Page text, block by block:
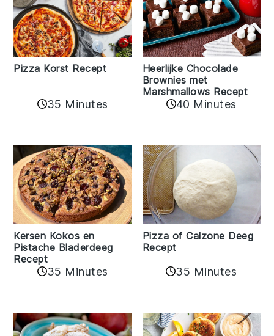
Pizza Korst Recept
35 Minutes
Heerlijke Chocolade
Brownies met
Marshmallows Recept
40 Minutes
Kersen Kokos en
Pistache Bladerdeeg
Recept
35 Minutes
Pizza of Calzone Deeg
Recept
35 Minutes